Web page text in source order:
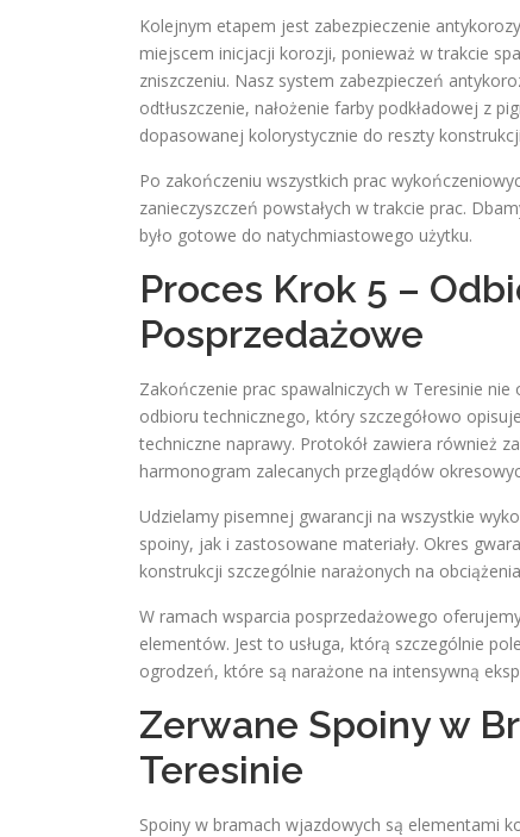
Kolejnym etapem jest zabezpieczenie
miejscem inicjacji korozji, ponieważ w trakcie
zniszczeniu. Nasz system zabezpieczeń
odtłuszczenie, nałożenie farby podkładowej z
dopasowanej kolorystycznie do reszty
Po zakończeniu wszystkich prac
zanieczyszczeń powstałych w trakcie prac.
było gotowe do natychmiastowego użytku.
Proces Krok 5 –
Posprzedażowe
Zakończenie prac spawalniczych w Teresinie
odbioru technicznego, który szczegółowo
techniczne naprawy. Protokół zawiera również
harmonogram zalecanych przeglądów
Udzielamy pisemnej gwarancji na wszystkie
spoiny, jak i zastosowane materiały. Okres
konstrukcji szczególnie narażonych na
W ramach wsparcia posprzedażowego
elementów. Jest to usługa, którą szczególnie
ogrodzeń, które są narażone na intensywną
Zerwane Spoiny w
Teresinie
Spoiny w bramach wjazdowych są elementami